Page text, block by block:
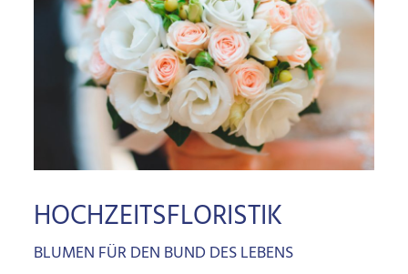
HOCHZEITSFLORISTIK
BLUMEN FÜR DEN BUND DES LEBENS